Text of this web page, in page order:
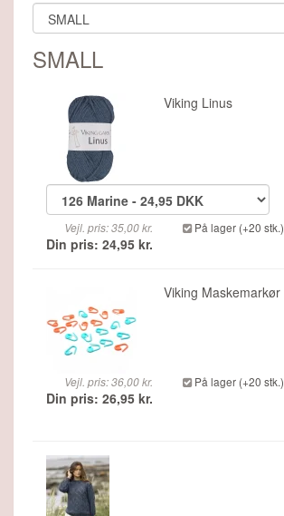
SMALL
Viking Linus
Vejl. pris: 35,00 kr.
Din pris: 24,95 kr.
På lager (+20 stk.)
Viking Maskemarkør
Vejl. pris: 36,00 kr.
Din pris: 26,95 kr.
På lager (+20 stk.)